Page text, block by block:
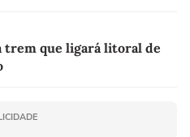
trem que ligará litoral de